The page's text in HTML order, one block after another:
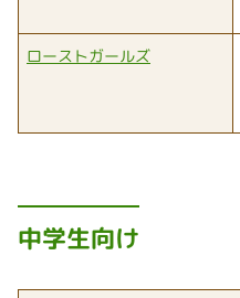
ローストガールズ
中学生向け